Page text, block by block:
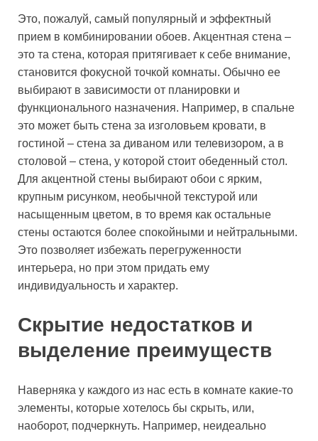
Это, пожалуй, самый популярный и эффектный
прием в комбинировании обоев. Акцентная стена –
это та стена, которая притягивает к себе внимание,
становится фокусной точкой комнаты. Обычно ее
выбирают в зависимости от планировки и
функционального назначения. Например, в спальне
это может быть стена за изголовьем кровати, в
гостиной – стена за диваном или телевизором, а в
столовой – стена, у которой стоит обеденный стол.
Для акцентной стены выбирают обои с ярким,
крупным рисунком, необычной текстурой или
насыщенным цветом, в то время как остальные
стены остаются более спокойными и нейтральными.
Это позволяет избежать перегруженности
интерьера, но при этом придать ему
индивидуальность и характер.
Скрытие недостатков и
выделение преимуществ
Наверняка у каждого из нас есть в комнате какие-то
элементы, которые хотелось бы скрыть, или,
наоборот, подчеркнуть. Например, неидеально